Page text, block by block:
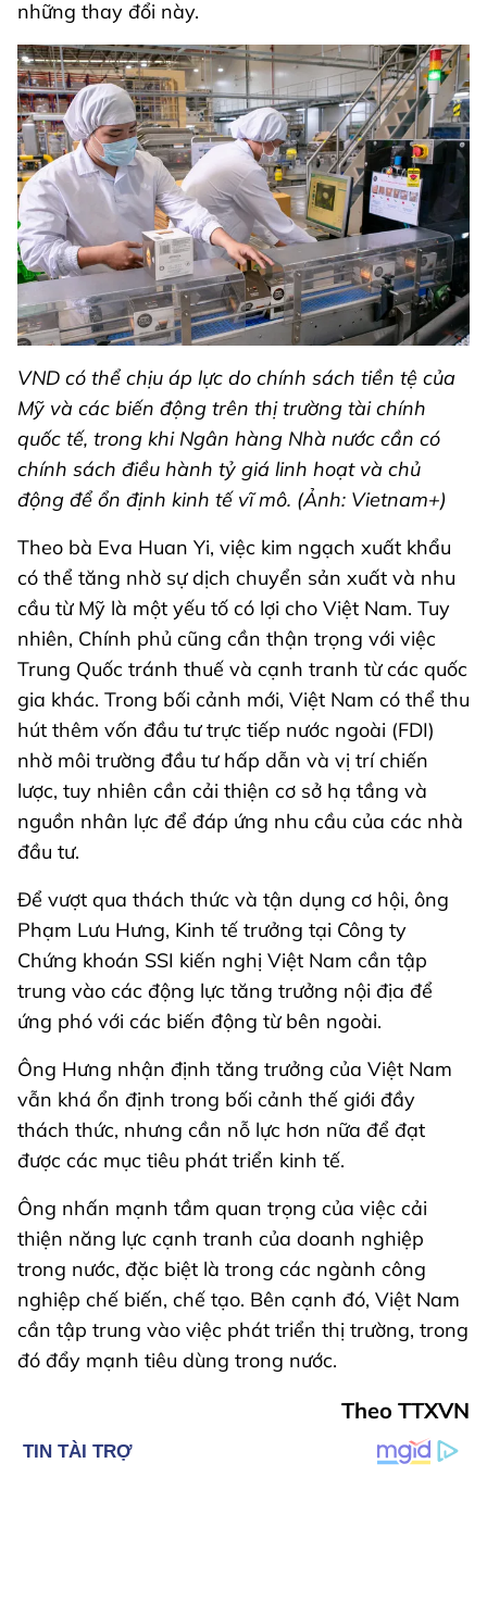
những thay đổi này.
VND có thể chịu áp lực do chính sách tiền tệ của
Mỹ và các biến động trên thị trường tài chính
quốc tế, trong khi Ngân hàng Nhà nước cần có
chính sách điều hành tỷ giá linh hoạt và chủ
động để ổn định kinh tế vĩ mô. (Ảnh: Vietnam+)
Theo bà Eva Huan Yi, việc kim ngạch xuất khẩu
có thể tăng nhờ sự dịch chuyển sản xuất và nhu
cầu từ Mỹ là một yếu tố có lợi cho Việt Nam. Tuy
nhiên, Chính phủ cũng cần thận trọng với việc
Trung Quốc tránh thuế và cạnh tranh từ các quốc
gia khác. Trong bối cảnh mới, Việt Nam có thể thu
hút thêm vốn đầu tư trực tiếp nước ngoài (FDI)
nhờ môi trường đầu tư hấp dẫn và vị trí chiến
lược, tuy nhiên cần cải thiện cơ sở hạ tầng và
nguồn nhân lực để đáp ứng nhu cầu của các nhà
đầu tư.
Để vượt qua thách thức và tận dụng cơ hội, ông
Phạm Lưu Hưng, Kinh tế trưởng tại Công ty
Chứng khoán SSI kiến nghị Việt Nam cần tập
trung vào các động lực tăng trưởng nội địa để
ứng phó với các biến động từ bên ngoài.
Ông Hưng nhận định tăng trưởng của Việt Nam
vẫn khá ổn định trong bối cảnh thế giới đầy
thách thức, nhưng cần nỗ lực hơn nữa để đạt
được các mục tiêu phát triển kinh tế.
Ông nhấn mạnh tầm quan trọng của việc cải
thiện năng lực cạnh tranh của doanh nghiệp
trong nước, đặc biệt là trong các ngành công
nghiệp chế biến, chế tạo. Bên cạnh đó, Việt Nam
cần tập trung vào việc phát triển thị trường, trong
đó đẩy mạnh tiêu dùng trong nước.
Theo TTXVN